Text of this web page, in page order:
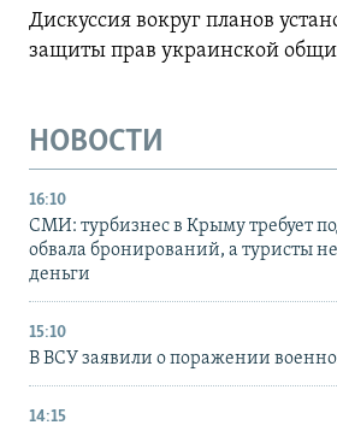
Дискуссия вокруг планов
защиты прав украинской
НОВОСТИ
16:10
СМИ: турбизнес в Крыму требует
обвала бронирований, а туристы
деньги
15:10
В ВСУ заявили о поражении
14:15